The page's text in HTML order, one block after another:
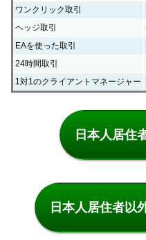
ワンクリック取引
ヘッジ取引
EAを使った取引
24時間取引
1対1のクライアントマネージャー
日本人居住
日本人居住者以